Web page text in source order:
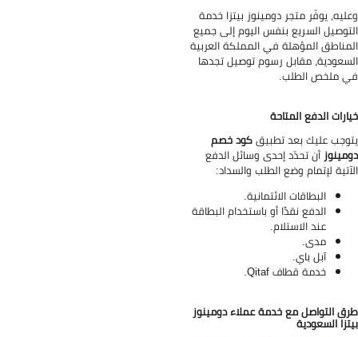
يوفّر متجر دومينوز بيتزا خدمة
السريع بنفس اليوم إلى جميع
المؤهلة في المملكة العربية
مقابل رسوم توصيل تجدها
ملخص الطلب.
الدفع المتاحة
عليك بعد تطبيقكود خصم
أن تحدّد إحدى وسائل الدفع
لإتمام وضع الطلب والسداد:
البطاقات الائتمانية.
الدفع نقدًا أو باستخدام البطاقة
عند الاستلام.
مدى.
آبل باي.
خدمة قطاف Qitaf.
التواصل مع خدمة عملاء دومينوز
السعودية